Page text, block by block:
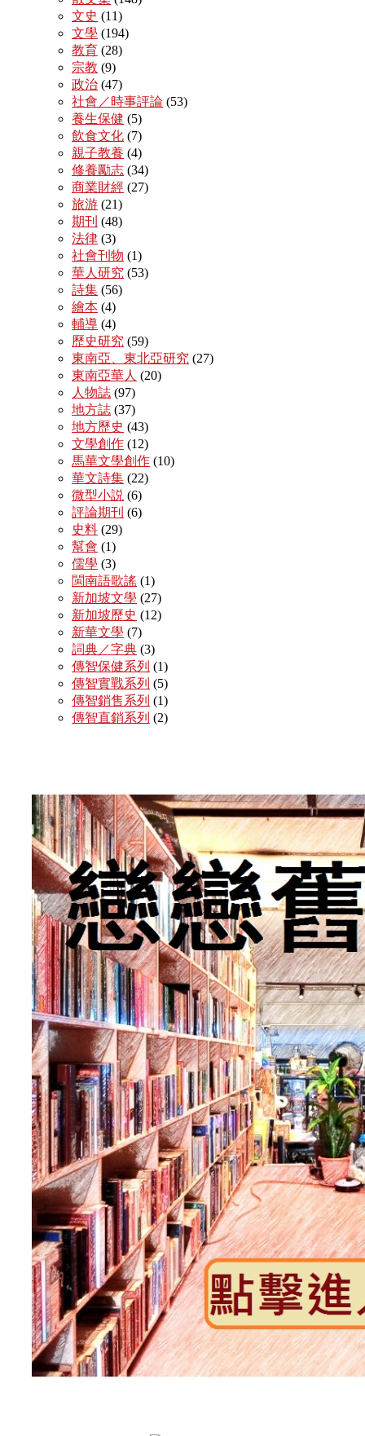
文史 (11)
文學 (194)
教育 (28)
宗教 (9)
政治 (47)
社會／時事評論 (53)
養生保健 (5)
飲食文化 (7)
親子教養 (4)
修養勵志 (34)
商業財經 (27)
旅游 (21)
期刊 (48)
法律 (3)
社會刊物 (1)
華人研究 (53)
詩集 (56)
繪本 (4)
輔導 (4)
歷史研究 (59)
東南亞、東北亞研究 (27)
東南亞華人 (20)
人物誌 (97)
地方誌 (37)
地方歷史 (43)
文學創作 (12)
馬華文學創作 (10)
華文詩集 (22)
微型小説 (6)
評論期刊 (6)
史料 (29)
幫會 (1)
儒學 (3)
閩南語歌謠 (1)
新加坡文學 (27)
新加坡歷史 (12)
新華文學 (7)
詞典／字典 (3)
傳智保健系列 (1)
傳智實戰系列 (5)
傳智銷售系列 (1)
傳智直銷系列 (2)